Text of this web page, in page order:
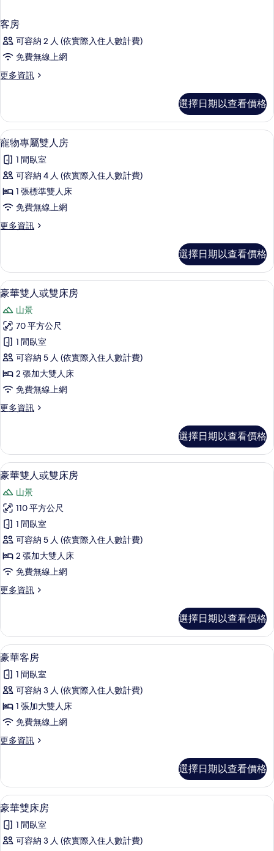
客房
可容納 2 人 (依實際入住人數計費)
免費無線上網
更多資訊
更
的
詳
情
選擇日期以查看價格
顯
示
寵
物
專
屬
雙
房
的
所
有
相
片
寵物專屬雙人房 | 羽絨被、免費迷你
5
寵物專屬雙人房
1 間臥室
可容納 4 人 (依實際入住人數計費)
1 張標準雙人床
免費無線上網
更多資訊
更
專
屬
雙
房
的
詳
情
選擇日期以查看價格
顯
示
豪
華
雙
人
或
雙
床
的
所
有
相
片
豪華雙人或雙床房 | 羽絨被、免費迷
4
豪華雙人或雙床房
山景
70 平方公尺
1 間臥室
可容納 5 人 (依實際入住人數計費)
2 張加大雙人床
免費無線上網
更多資訊
更
雙
人
或
床
房
的
詳
情
選擇日期以查看價格
顯
示
豪
華
雙
人
或
雙
床
的
所
有
相
片
豪華雙人或雙床房 | 羽絨被、免費迷
4
豪華雙人或雙床房
山景
110 平方公尺
1 間臥室
可容納 5 人 (依實際入住人數計費)
2 張加大雙人床
免費無線上網
更多資訊
更
雙
人
或
床
房
詳
情
選擇日期以查看價格
顯
示
豪
華
客
房
的
有
相
片
羽絨被、免費迷你吧、客房內保險箱、
2
豪華客房
1 間臥室
可容納 3 人 (依實際入住人數計費)
1 張加大雙人床
免費無線上網
更多資訊
更
客
房
的
情
選擇日期以查看價格
顯
示
豪
豪華雙床房 | 羽絨被、免費迷你吧、
2
豪華雙床房
1 間臥室
可容納 3 人 (依實際入住人數計費)